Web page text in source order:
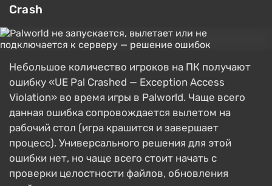
Crash
Небольшое количество игроков на ПК получают
ошибку «UE Pal Crashed — Exception Access
Violation» во время игры в Palworld. Чаще всего
данная ошибка сопровождается вылетом на
рабочий стол (игра крашится и завершает
процесс). Универсального решения для этой
ошибки нет, но чаще всего стоит начать с
проверки целостности файлов, обновления